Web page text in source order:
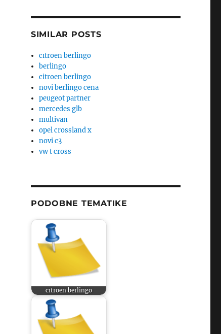
SIMILAR POSTS
cıtroen berlingo
berlingo
citroen berlingo
novi berlingo cena
peugeot partner
mercedes glb
multivan
opel crossland x
novi c3
vw t cross
PODOBNE TEMATIKE
cıtroen berlingo